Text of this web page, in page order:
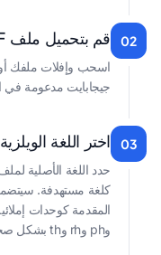
02 قم بتحميل ملف PDF الخاص بك
جيجابايت مدعومة في
03 اختر اللغة
كلغة مستهدفة. سيتضمن
وph وrh وth بشكل صحيح طوال الوقت.